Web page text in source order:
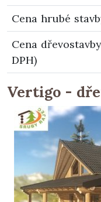
Cena hrubé
Cena
DPH)
Vertigo -